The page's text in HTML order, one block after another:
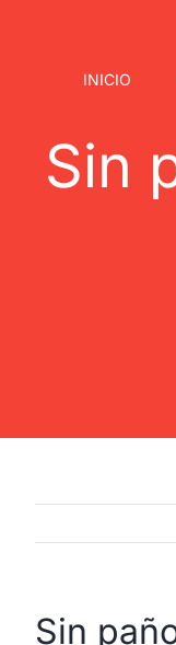
INICIO
Sin
Sin